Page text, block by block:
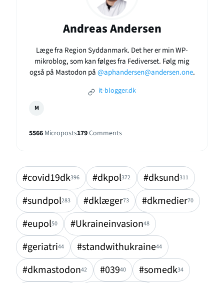
Andreas Andersen
Læge fra Region Syddanmark. Det her er min WP-
mikroblog, som kan følges fra Fediverset. Følg mig
også på Mastodon på@aphandersen@andersen.one.
it-blogger.dk
M
5566 Microposts179Comments
#covid19dk396 #dkpol372 #dksund311
#sundpol283 #dklæger73 #dkmedier70
#eupol50 #Ukraineinvasion48
#geriatri44 #standwithukraine44
#dkmastodon42 #03940 #somedk34